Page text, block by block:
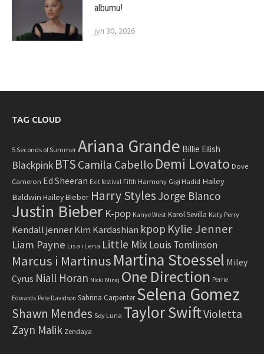
albumu!
јул 30, 2026
TAG CLOUD
5 Seconds of Summer Ariana Grande Billie Eilish
Blackpink BTS Camila Cabello Demi Lovato Dove
Cameron Ed Sheeran Exit festival Fifth Harmony Gigi Hadid Hailey
Baldwin Hailey Bieber Harry Styles Jorge Blanco
Justin Bieber K-pop Kanye West Karol Sevilla Katy Perry
Kendall jenner Kim Kardashian kpop Kylie Jenner
Liam Payne Lisa i Lena Little Mix Louis Tomlinson
Marcus i Martinus Martina Stoessel Miley
Cyrus Niall Horan Nicki Minaj One Direction Perrie
Edwards Pete Davidson Sabrina Carpenter Selena Gomez
Shawn Mendes Soy Luna Taylor SwiftVioletta
Zayn Malik Zendaya